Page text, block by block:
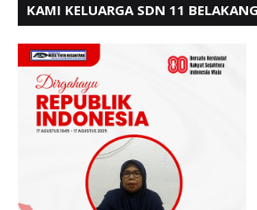
KAMI KELUARGA SDN 11